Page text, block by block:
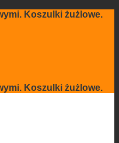
Koszulki żużlowe.
Koszulki żużlowe.